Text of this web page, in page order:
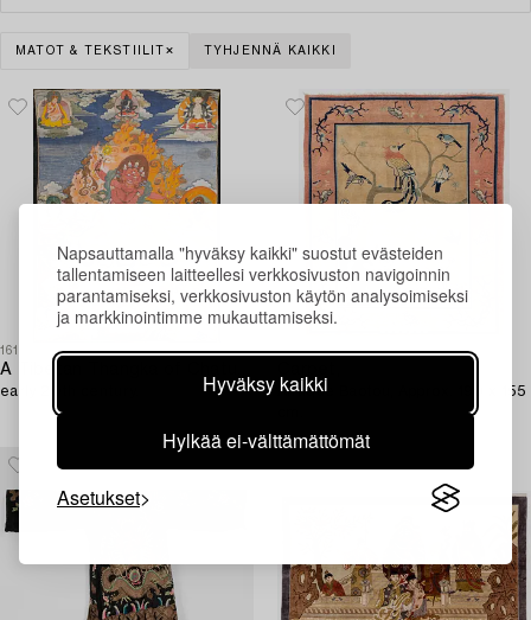
Napsauttamalla "hyväksy kaikki" suostut evästeiden
tallentamiseen laitteellesi verkkosivuston navigoinnin
parantamiseksi, verkkosivuston käytön analysoimiseksi
ja markkinointimme mukauttamiseksi.
Hyväksy kaikki
Hylkää ei-välttämättömät
Asetukset
MATOT & TEKSTIILIT TYHJENNÄ KAIKKI
1615422
early 20th century.
1620092
Antique Baotou, Approx. 190 x 155